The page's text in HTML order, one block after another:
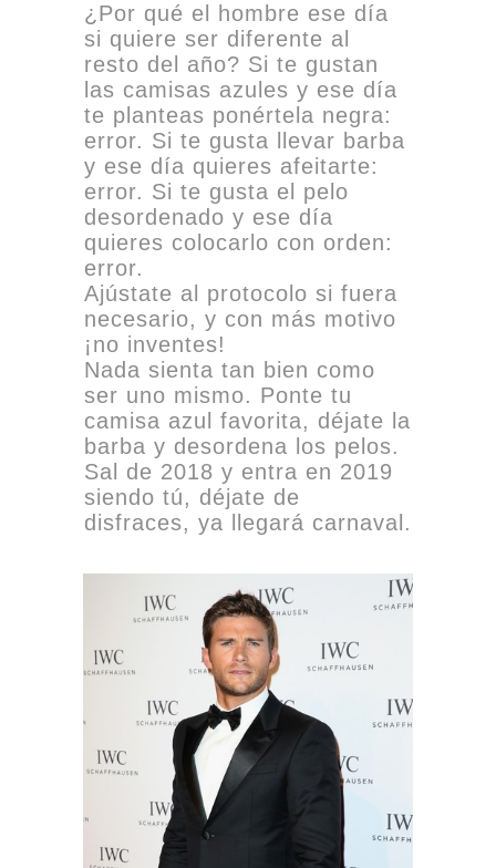
¿Por qué el hombre ese día
si quiere ser diferente al
resto del año? Si te gustan
las camisas azules y ese día
te planteas ponértela negra:
error. Si te gusta llevar barba
y ese día quieres afeitarte:
error. Si te gusta el pelo
desordenado y ese día
quieres colocarlo con orden:
error.
Ajústate al protocolo si fuera
necesario, y con más motivo
¡no inventes!
Nada sienta tan bien como
ser uno mismo. Ponte tu
camisa azul favorita, déjate la
barba y desordena los pelos.
Sal de 2018 y entra en 2019
siendo tú, déjate de
disfraces, ya llegará carnaval.